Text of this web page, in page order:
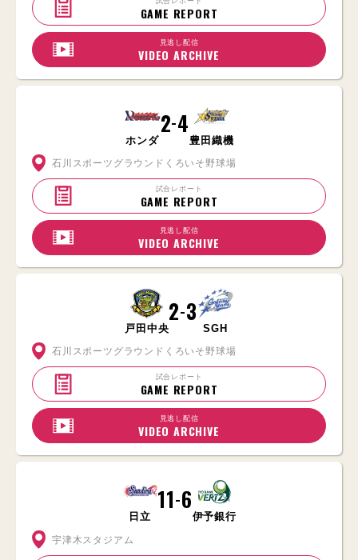
GAME REPORT
見逃し配信
VIDEO ARCHIVE
ホンダ
2-4
豊田織機
石川スポーツグラウンドくろいそ野球場
試合レポート
GAME REPORT
見逃し配信
VIDEO ARCHIVE
戸田中央
2-3
SGH
石川スポーツグラウンドくろいそ野球場
試合レポート
GAME REPORT
見逃し配信
VIDEO ARCHIVE
日立
11-6
伊予銀行
宇津木スタジアム